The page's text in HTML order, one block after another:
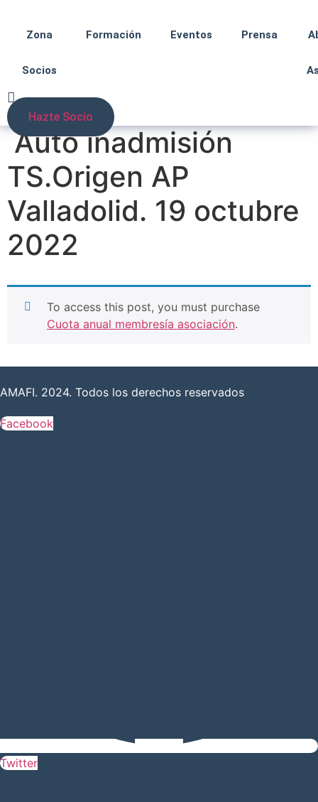
Zona
Socios
Formación Eventos Prensa
Hazte Socio
Auto inadmisión
TS.Origen AP
Valladolid. 19 octubre
2022
To access this post, you must purchase
Cuota anual membresía asociación.
AMAFI. 2024. Todos los derechos reservados
Facebook
Twitter